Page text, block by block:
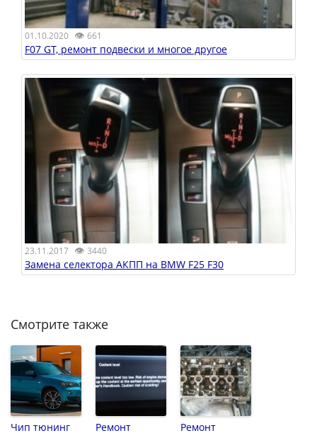
01.10.2020 👁 661
F07 GT, ремонт подвески и многое другое
23.11.2017 👁 3440
Замена селектора АКПП на BMW F25 F30
Смотрите также
Чип тюнинг
Ремонт
Ремонт